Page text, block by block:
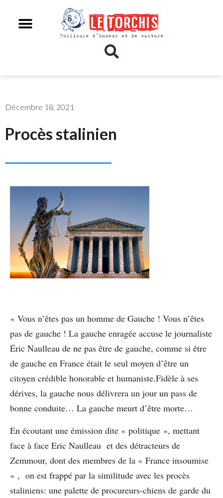
Décembre 18, 2021
Procès stalinien
« Vous n’êtes pas un homme de Gauche ! Vous n’êtes
pas de gauche ! La gauche enragée accuse le journaliste
Éric Naulleau de ne pas être de gauche, comme si être
de gauche en France était le seul moyen d’être un
citoyen crédible honorable et humaniste.Fidèle à ses
dérives, la gauche nous délivrera un jour un pass de
bonne conduite… La gauche meurt d’être morte…
En écoutant une émission dite « politique », mettant
face à face Eric Naulleau et des détracteurs de
Zemmour, dont des membres de la « France insoumise
« , on est frappé par la similitude avec les procès
staliniens: une palette de procureurs-chiens de garde du